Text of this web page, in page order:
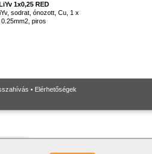
LiYv 1x0,25 RED
sodrat, ónozott, Cu, 1 x
0.25mm2, piros
• Elérhetőségek